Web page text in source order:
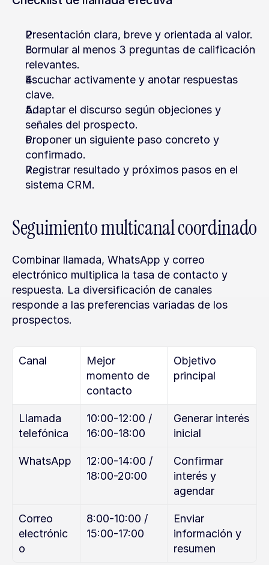
Presentación clara, breve y orientada al valor.
Formular al menos 3 preguntas de calificación
relevantes.
Escuchar activamente y anotar respuestas
clave.
Adaptar el discurso según objeciones y
señales del prospecto.
Proponer un siguiente paso concreto y
confirmado.
Registrar resultado y próximos pasos en el
sistema CRM.
Seguimiento multicanal coordinado
Combinar llamada, WhatsApp y correo
electrónico multiplica la tasa de contacto y
respuesta. La diversificación de canales
responde a las preferencias variadas de los
prospectos.
Canal
Mejor
momento de
contacto
Objetivo
principal
Llamada
telefónica
10:00-12:00 /
16:00-18:00
Generar interés
inicial
WhatsApp
12:00-14:00 /
18:00-20:00
Confirmar
interés y
agendar
Correo
electrónic
o
8:00-10:00 /
15:00-17:00
Enviar
información y
resumen